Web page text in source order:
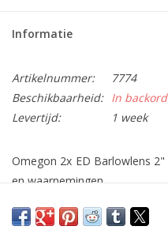
Informatie
Artikelnummer:
7774
Beschikbaarheid: In
Levertijd:
1 week
Omegon 2x ED Barlowlens
en waarnemingen
De meeste grote telescopen
Profiteer ook van dit voordeel